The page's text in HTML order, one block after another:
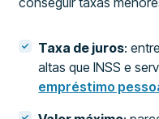
Taxa de juros:
altas que INSS e
empréstimo